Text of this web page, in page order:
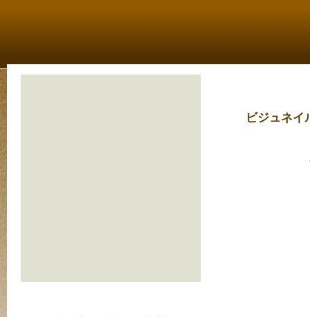
ビジュネイ